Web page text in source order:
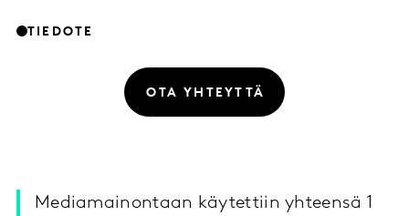
TIEDOTE
OTA YHTEYTTÄ
Mediamainontaan käytettiin yhteensä 1